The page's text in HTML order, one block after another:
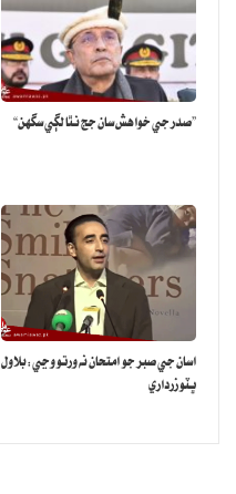
”صدر جي خواهش سان جج نٿا لڳي سگهن“
اسان جي صبر جو امتحان نه ورتو وڃي:بلاول
ڀٽو زرداري